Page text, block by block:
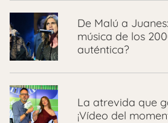
De Malú a
música de los
auténtica?
La atrevida que
¡Vídeo del